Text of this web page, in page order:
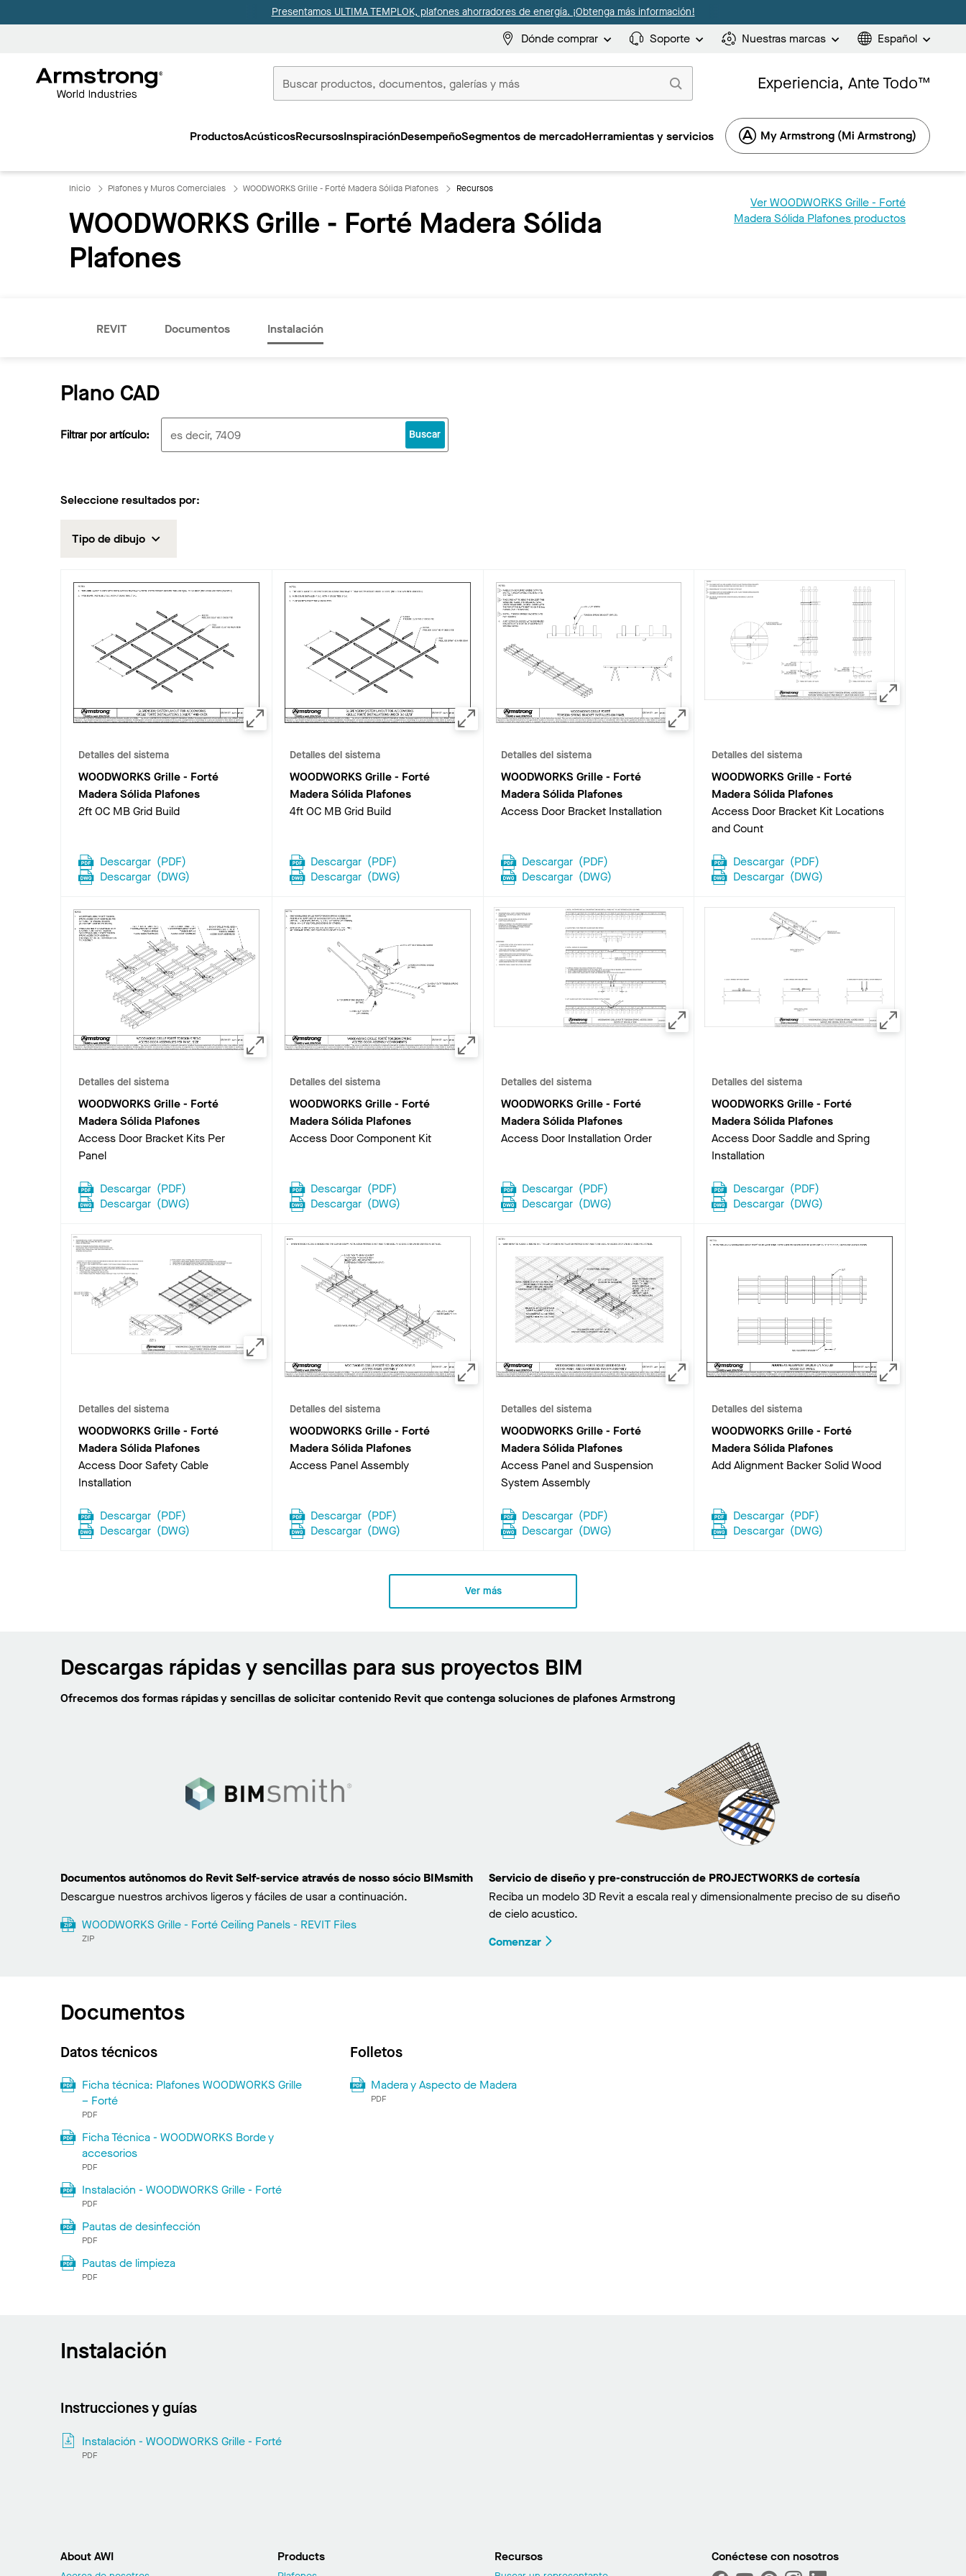
Presentamos ULTIMA TEMPLOK, plafones ahorradores de energía. ¡Obtenga más información!
Dónde comprar Soporte Nuestras marcas Español
Inicio
Experiencia, Ante Todo™
ProductosAcústicosRecursosInspiraciónDesempeñoSegmentos de mercadoHerramientas y servicios My Armstrong (Mi Armstrong)
Inicio Plafones y Muros Comerciales WOODWORKS Grille - Forté Madera Sólida Plafones Recursos
WOODWORKS Grille - Forté Madera Sólida
Plafones
Ver WOODWORKS Grille - Forté
Madera Sólida Plafones productos
REVIT Documentos Instalación
Plano CAD
Filtrar por artículo: Buscar
Seleccione resultados por:
Tipo de dibujo
Detalles del sistema
WOODWORKS Grille - Forté
Madera Sólida Plafones
2ft OC MB Grid Build
Descargar (PDF)
Descargar (DWG)
Detalles del sistema
WOODWORKS Grille - Forté
Madera Sólida Plafones
4ft OC MB Grid Build
Descargar (PDF)
Descargar (DWG)
Detalles del sistema
WOODWORKS Grille - Forté
Madera Sólida Plafones
Access Door Bracket Installation
Descargar (PDF)
Descargar (DWG)
Detalles del sistema
WOODWORKS Grille - Forté
Madera Sólida Plafones
Access Door Bracket Kit Locations
and Count
Descargar (PDF)
Descargar (DWG)
Detalles del sistema
WOODWORKS Grille - Forté
Madera Sólida Plafones
Access Door Bracket Kits Per
Panel
Descargar (PDF)
Descargar (DWG)
Detalles del sistema
WOODWORKS Grille - Forté
Madera Sólida Plafones
Access Door Component Kit
Descargar (PDF)
Descargar (DWG)
Detalles del sistema
WOODWORKS Grille - Forté
Madera Sólida Plafones
Access Door Installation Order
Descargar (PDF)
Descargar (DWG)
Detalles del sistema
WOODWORKS Grille - Forté
Madera Sólida Plafones
Access Door Saddle and Spring
Installation
Descargar (PDF)
Descargar (DWG)
Detalles del sistema
WOODWORKS Grille - Forté
Madera Sólida Plafones
Access Door Safety Cable
Installation
Descargar (PDF)
Descargar (DWG)
Detalles del sistema
WOODWORKS Grille - Forté
Madera Sólida Plafones
Access Panel Assembly
Descargar (PDF)
Descargar (DWG)
Detalles del sistema
WOODWORKS Grille - Forté
Madera Sólida Plafones
Access Panel and Suspension
System Assembly
Descargar (PDF)
Descargar (DWG)
Detalles del sistema
WOODWORKS Grille - Forté
Madera Sólida Plafones
Add Alignment Backer Solid Wood
Descargar (PDF)
Descargar (DWG)
Ver más
Descargas rápidas y sencillas para sus proyectos BIM
Ofrecemos dos formas rápidas y sencillas de solicitar contenido Revit que contenga soluciones de plafones Armstrong
Documentos autônomos do Revit Self-service através de nosso sócio BIMsmith
Descargue nuestros archivos ligeros y fáciles de usar a continuación.
WOODWORKS Grille - Forté Ceiling Panels - REVIT Files
ZIP
Servicio de diseño y pre-construcción de PROJECTWORKS de cortesía
Reciba un modelo 3D Revit a escala real y dimensionalmente preciso de su diseño
de cielo acustico.
Comenzar
Documentos
Datos técnicos
Ficha técnica: Plafones WOODWORKS Grille
– Forté
PDF
Ficha Técnica - WOODWORKS Borde y
accesorios
PDF
Instalación - WOODWORKS Grille - Forté
PDF
Pautas de desinfección
PDF
Pautas de limpieza
PDF
Folletos
Madera y Aspecto de Madera
PDF
Instalación
Instrucciones y guías
Instalación - WOODWORKS Grille - Forté
PDF
About AWI Products Recursos Conéctese con nosotros